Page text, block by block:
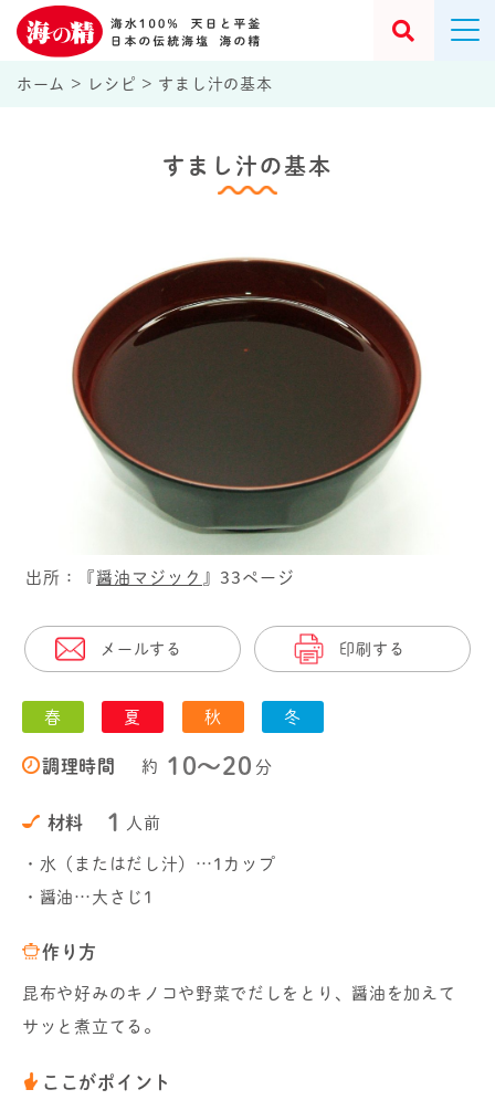
ホーム > レシピ > すまし汁の基本
すまし汁の基本
出所：『 醤油マジック 』33ページ
メールする 印刷する
春 夏 秋 冬
調理時間 約 10〜20 分
材料 1 人前
・水（またはだし汁）…1カップ
・醤油…大さじ1
作り方
昆布や好みのキノコや野菜でだしをとり、醤油を加えて
サッと煮立てる。
ここがポイント